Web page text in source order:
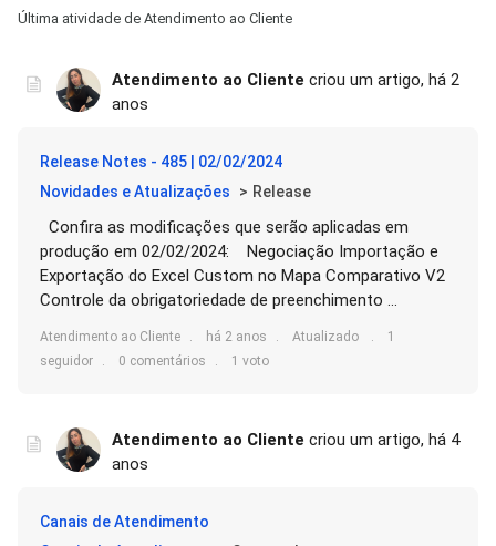
Última atividade de Atendimento ao Cliente
Atendimento ao Cliente criou um artigo, há 2
anos
Release Notes - 485 | 02/02/2024
Novidades e Atualizações
Release
Confira as modificações que serão aplicadas em
produção em 02/02/2024: Negociação Importação e
Exportação do Excel Custom no Mapa Comparativo V2
Controle da obrigatoriedade de preenchimento ...
Atendimento ao Cliente há 2 anos Atualizado
1
seguidor
0 comentários 1 voto
Atendimento ao Cliente criou um artigo, há 4
anos
Canais de Atendimento